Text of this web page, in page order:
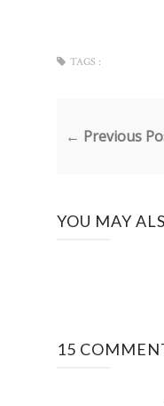
TAGS :
← Previous
YOU MAY
15